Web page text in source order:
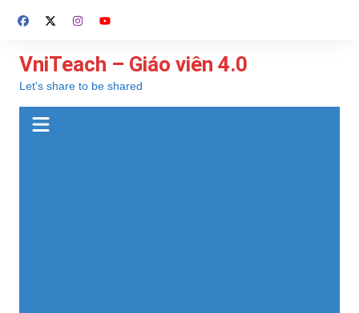
đến
dung
VniTeach – Giáo viên 4.0
Let's share to be shared